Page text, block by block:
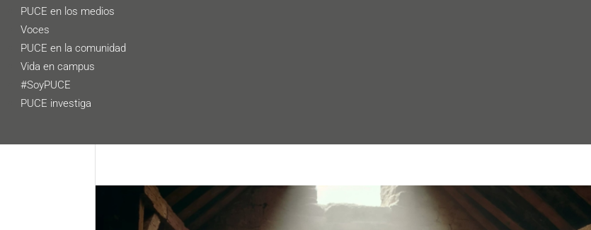
PUCE en los medios
Voces
PUCE en la comunidad
Vida en campus
#SoyPUCE
PUCE investiga